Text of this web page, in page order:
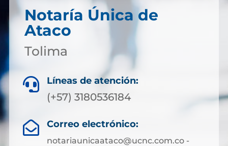
Notaría Única de
Ataco
Tolima
 Líneas de atención:
(+57) 3180536184
 Correo electrónico:
notariaunicaataco@ucnc.com.co -